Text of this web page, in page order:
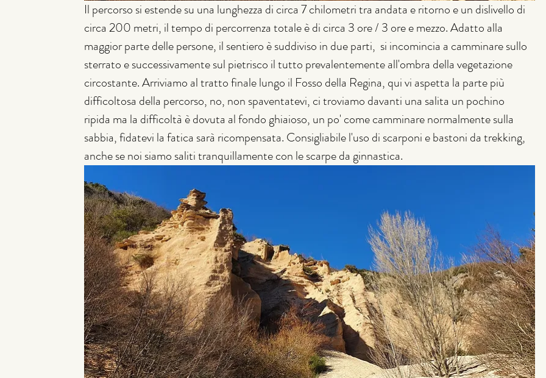
Il percorso si estende su una lunghezza di circa 7 chilometri tra andata e ritorno e un dislivello di
circa 200 metri, il tempo di percorrenza totale è di circa 3 ore / 3 ore e mezzo. Adatto alla
maggior parte delle persone, il sentiero è suddiviso in due parti,  si incomincia a camminare sullo
sterrato e successivamente sul pietrisco il tutto prevalentemente all'ombra della vegetazione
circostante. Arriviamo al tratto finale lungo il Fosso della Regina, qui vi aspetta la parte più
difficoltosa della percorso, no, non spaventatevi, ci troviamo davanti una salita un pochino
ripida ma la difficoltà è dovuta al fondo ghiaioso, un po' come camminare normalmente sulla
sabbia, fidatevi la fatica sarà ricompensata. Consigliabile l'uso di scarponi e bastoni da trekking,
anche se noi siamo saliti tranquillamente con le scarpe da ginnastica.